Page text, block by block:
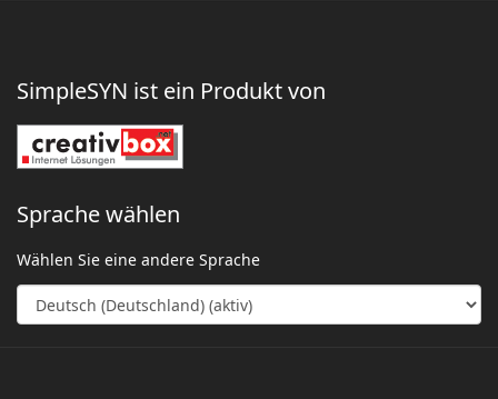
SimpleSYN ist ein Produkt von
Sprache wählen
Wählen Sie eine andere Sprache